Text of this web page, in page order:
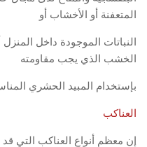
المتعفنة أو الأخشاب أو
النباتات الموجودة داخل
الخشب الذي يجب مقاومته
بإستخدام المبيد الحشري
العناكب
إن معظم أنواع العناكب التي